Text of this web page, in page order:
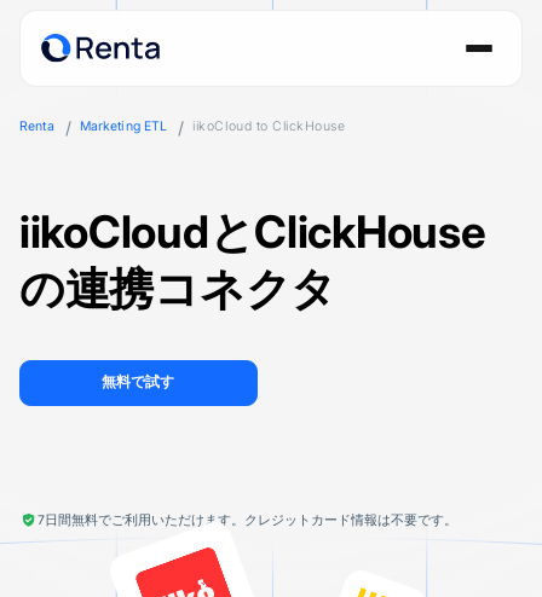
Renta Marketing ETL iikoCloud to ClickHouse
iikoCloudとClickHouse
の連携コネクタ
無料で試す
7日間無料でご利用いただけます。クレジットカード情報は不要です。